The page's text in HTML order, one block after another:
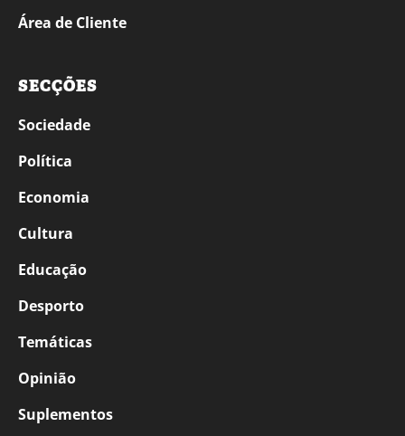
Área de Cliente
SECÇÕES
Sociedade
Política
Economia
Cultura
Educação
Desporto
Temáticas
Opinião
Suplementos